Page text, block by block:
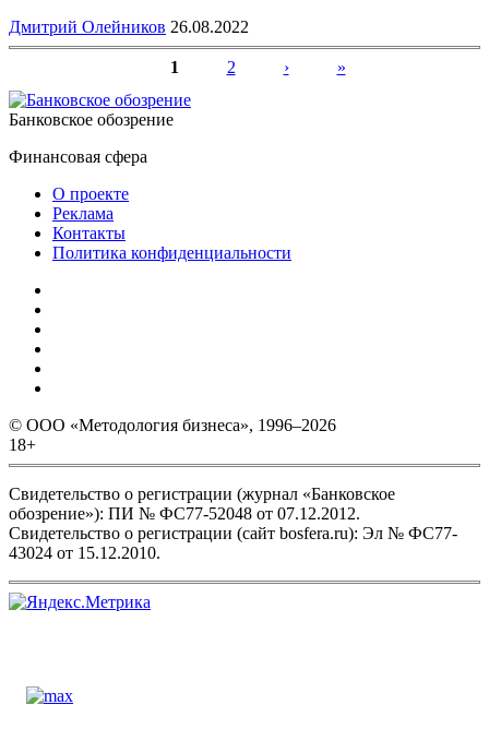
Дмитрий Олейников 26.08.2022
Страницы
1 2 › »
Банковское обозрение
Финансовая сфера
О проекте
Реклама
Контакты
Политика конфиденциальности
© ООО «Методология бизнеса», 1996–2026
18+
Свидетельство о регистрации (журнал «Банковское
обозрение»): ПИ № ФС77-52048 от 07.12.2012.
Свидетельство о регистрации (сайт bosfera.ru): Эл № ФС77-
43024 от 15.12.2010.